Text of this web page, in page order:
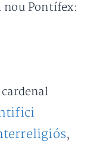
nou Pontífex:
,